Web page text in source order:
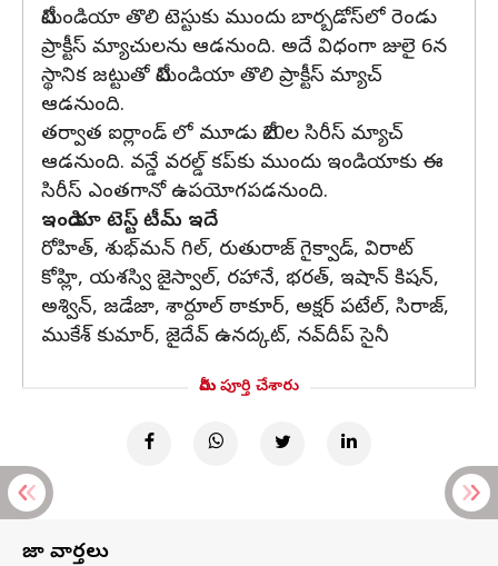
టీమిండియా తొలి టెస్టుకు ముందు బార్బడోస్‌లో రెండు
ప్రాక్టీస్ మ్యాచులను ఆడనుంది. అదే విధంగా జులై 6న
స్థానిక జట్టుతో టీమిండియా తొలి ప్రాక్టీస్ మ్యాచ్
ఆడనుంది.
తర్వాత ఐర్లాండ్ లో మూడు టీ20ల సిరీస్ మ్యాచ్
ఆడనుంది. వన్డే వరల్డ్ కప్‌కు ముందు ఇండియాకు ఈ
సిరీస్ ఎంతగానో ఉపయోగపడనుంది.
ఇండియా టెస్ట్ టీమ్ ఇదే
రోహిత్, శుభ్‌మన్ గిల్, రుతురాజ్ గైక్వాడ్, విరాట్
కోహ్లి, యశస్వి జైస్వాల్, రహానే, భరత్, ఇషాన్ కిషన్,
అశ్విన్, జడేజా, శార్దూల్ ఠాకూర్, అక్షర్ పటేల్, సిరాజ్,
ముకేశ్ కుమార్, జైదేవ్ ఉనద్కట్, నవ్‌దీప్ సైనీ
మీరు పూర్తి చేశారు
తాజా వార్తలు